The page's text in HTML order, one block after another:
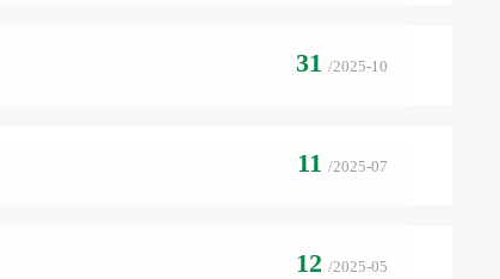
31 /2025-10
11 /2025-07
12 /2025-05